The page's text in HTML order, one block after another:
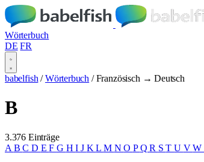
Wörterbuch
DE FR
babelfish / Wörterbuch / Französisch → Deutsch
B
3.376 Einträge
A BC D EF G HI J KL M NO PQR STU VW